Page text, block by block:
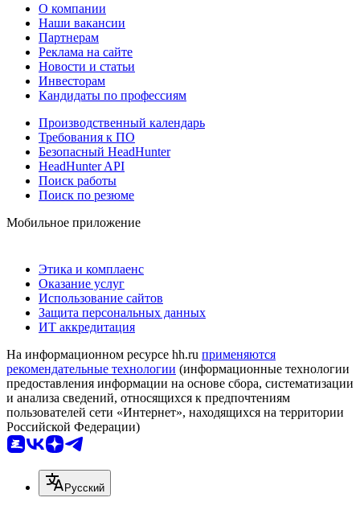
О компании
Наши вакансии
Партнерам
Реклама на сайте
Новости и статьи
Инвесторам
Кандидаты по профессиям
Производственный календарь
Требования к ПО
Безопасный HeadHunter
HeadHunter API
Поиск работы
Поиск по резюме
Мобильное приложение
Этика и комплаенс
Оказание услуг
Использование сайтов
Защита персональных данных
ИТ аккредитация
На информационном ресурсе hh.ru применяются
рекомендательные технологии (информационные технологии
предоставления информации на основе сбора, систематизации
и анализа сведений, относящихся к предпочтениям
пользователей сети «Интернет», находящихся на территории
Российской Федерации)
Русский